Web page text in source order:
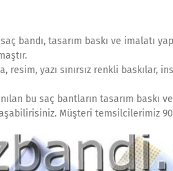
bandı, tasarım baskı ve imalatı
resim, yazı sınırsız renkli baskılar,
bu saç bantların tasarım baskı
Müşteri temsilcilerimiz 90